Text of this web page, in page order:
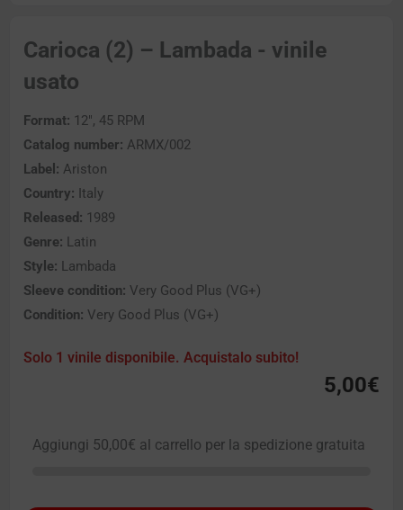
Carioca (2) – Lambada - vinile
usato
Format: 12″, 45 RPM
Catalog number: ARMX/002
Label: Ariston
Country: Italy
Released: 1989
Genre: Latin
Style: Lambada
Sleeve condition: Very Good Plus (VG+)
Condition: Very Good Plus (VG+)
Solo 1 vinile disponibile. Acquistalo subito!
5,00€
Aggiungi 50,00€ al carrello per la spedizione gratuita